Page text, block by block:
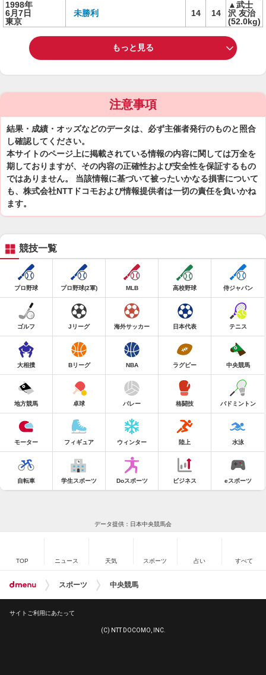
1998年
6月7日
東京
未勝利 14 14
▲武士
沢 友治
(52.0kg)
もっと見る
注意事項
結果・成績・オッズなどのデータは、必ず主催者発行のものと照合
し確認してください。
本サイトのページ上に掲載されている情報の内容に関しては万全を
期しておりますが、その内容の正確性および安全性を保証するもの
ではありません。 当該情報に基づいて被ったいかなる損害について
も、株式会社NTTドコモおよび情報提供者は一切の責任を負いかね
ます。
競技一覧
プロ野球 プロ野球(2軍) MLB 高校野球 侍ジャパン
ゴルフ Jリーグ 海外サッカー 日本代表 テニス
大相撲 Bリーグ NBA ラグビー 中央競馬
地方競馬 卓球 バレー 格闘技 バドミントン
モーター フィギュア ウィンター 陸上 水泳
自転車 学生スポーツ Doスポーツ ビジネス eスポーツ
データ提供：日本中央競馬会
TOP ニュース 天気 スポーツ 占い すべて
スポーツ 中央競馬
サイトご利用にあたって
(C) NTT DOCOMO, INC.